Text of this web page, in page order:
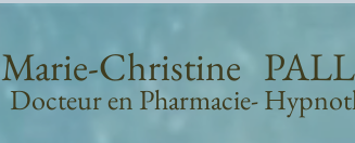
Marie-Christine
Docteur en Pharmacie-